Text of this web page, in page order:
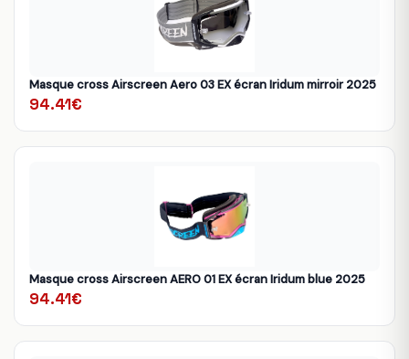
Masque cross Airscreen Aero 03 EX écran Iridum mirroir 2025
94.41€
Masque cross Airscreen AERO 01 EX écran Iridum blue 2025
94.41€